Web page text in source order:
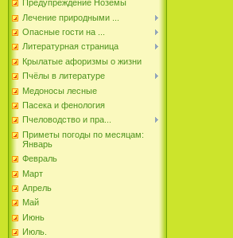
Предупреждение Ноземы
Лечение природными ...
Опасные гости на ...
Литературная страница
Крылатые афоризмы о жизни
Пчёлы в литературе
Медоносы лесные
Пасека и фенология
Пчеловодство и пра...
Приметы погоды по месяцам:
Январь
Февраль
Март
Апрель
Май
Июнь
Июль.